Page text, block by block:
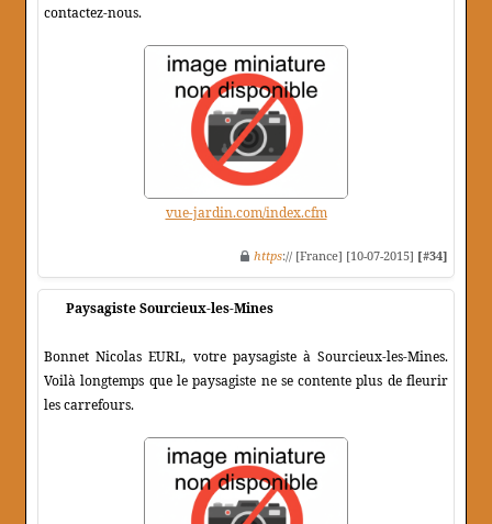
contactez-nous.
vue-jardin.com/index.cfm
https:// [France] [10-07-2015] [#34]
Paysagiste Sourcieux-les-Mines
Bonnet Nicolas EURL, votre paysagiste à Sourcieux-les-Mines.
Voilà longtemps que le paysagiste ne se contente plus de fleurir
les carrefours.